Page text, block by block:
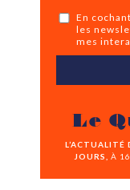
En
les
mes
Le
JOURS,
À